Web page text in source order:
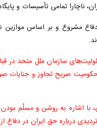
ناچارا تمامی تأسیسات
مشروع و بر اساس موازین
سازمان ملل متحد
صریح تجاوز و جنایات
اشاره به روشن و مسلّم بودن
درباره حق ایران در دفاع